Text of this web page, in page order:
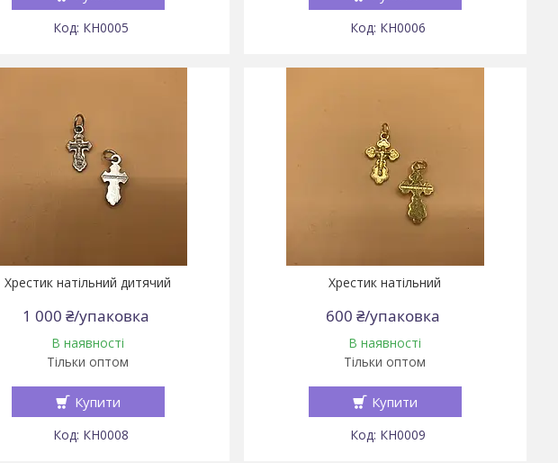
КН0005 КН0006
Хрестик натільний дитячий
1 000 ₴/упаковка
В наявності
Тільки оптом
Купити
КН0008
Хрестик натільний
600 ₴/упаковка
В наявності
Тільки оптом
Купити
КН0009